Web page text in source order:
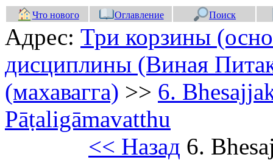
Что нового Оглавление Поиск
Адрес: Три корзины
дисциплины (Виная
(махавагга) >> 6.
Pāṭaligāmavatthu
<< Назад 6.